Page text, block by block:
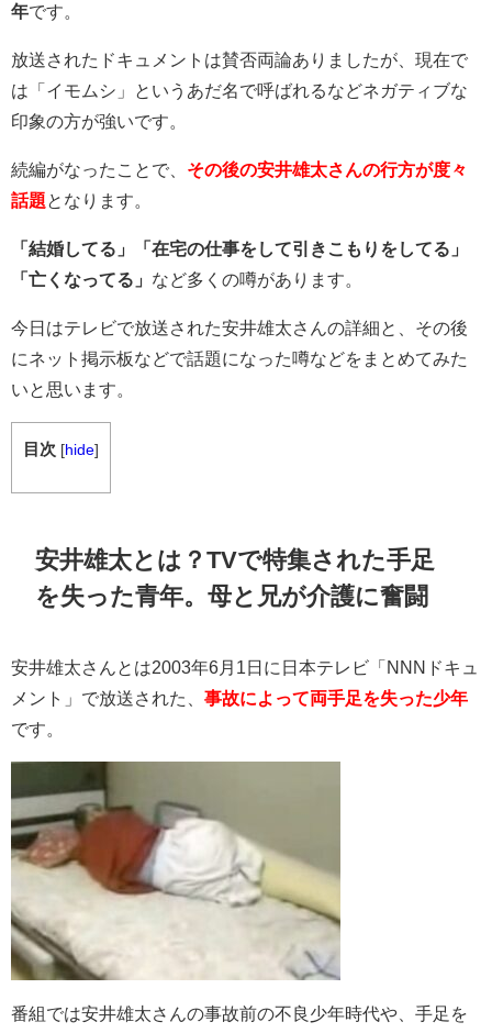
年です。
放送されたドキュメントは賛否両論ありましたが、現在で
は「イモムシ」というあだ名で呼ばれるなどネガティブな
印象の方が強いです。
続編がなったことで、 その後の安井雄太さんの行方が度々
話題 となります。
「結婚してる」「在宅の仕事をして引きこもりをしてる」
「亡くなってる」 など多くの噂があります。
今日はテレビで放送された安井雄太さんの詳細と、その後
にネット掲示板などで話題になった噂などをまとめてみた
いと思います。
目次 [hide]
安井雄太とは？TVで特集された手足
を失った青年。母と兄が介護に奮闘
安井雄太さんとは2003年6月1日に日本テレビ「NNNドキュ
メント」で放送された、 事故によって両手足を失った少年
です。
番組では安井雄太さんの事故前の不良少年時代や、手足を